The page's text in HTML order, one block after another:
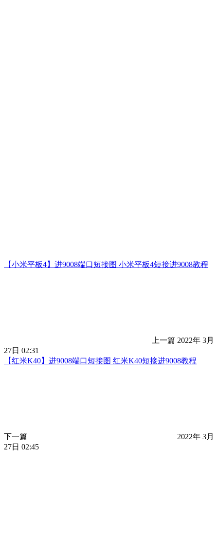
【小米平板4】进9008端口短接图 小米平板4短接进9008教程
上一篇 2022年 3月
27日 02:31
【红米K40】进9008端口短接图 红米K40短接进9008教程
下一篇
2022年 3月
27日 02:45